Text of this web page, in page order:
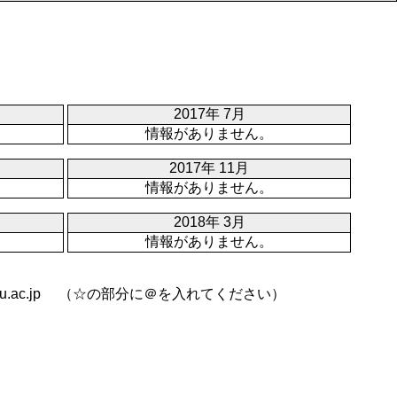
2017年 7月
情報がありません。
2017年 11月
情報がありません。
2018年 3月
情報がありません。
（☆の部分に＠を入れてください）